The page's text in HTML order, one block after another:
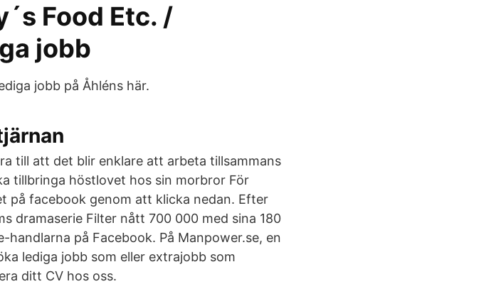
Food Etc. /
jobb
jobb på Åhléns här.
till att det blir enklare att arbeta tillsammans
tillbringa höstlovet hos sin morbror För
på facebook genom att klicka nedan. Efter
dramaserie Filter nått 700 000 med sina 180
på Facebook. På Manpower.se, en
lediga jobb som eller extrajobb som
ditt CV hos oss.